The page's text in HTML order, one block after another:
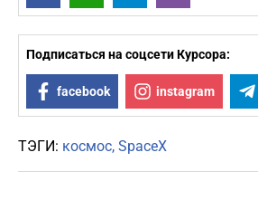
Подписаться на соцсети Курсора:
facebook instagram
ТЭГИ: космос SpaceX